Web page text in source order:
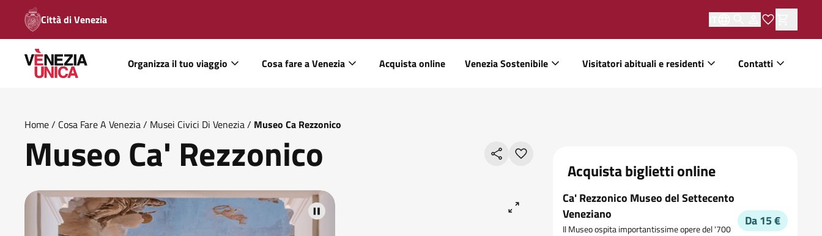
Città di Venezia
Organizza il tuo viaggio Cosa fare a Venezia Acquista online Venezia Sostenibile Visitatori abituali e residenti Contatti
Home/ Cosa Fare A Venezia/ Musei Civici Di Venezia/ Museo Ca Rezzonico
Museo Ca' Rezzonico Acquista biglietti online
Ca' Rezzonico Museo del Settecento
Veneziano
Il Museo ospita importantissime opere del '700
Da 15 €